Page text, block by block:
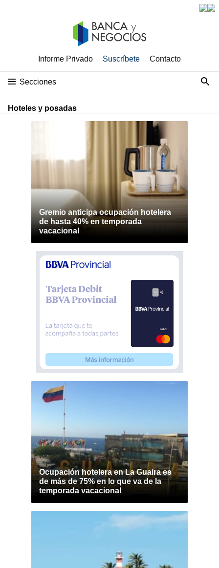
Informe Privado Suscríbete Contacto
Secciones
Hoteles y posadas
Gremio anticipa ocupación hotelera
de hasta 40% en temporada
vacacional
Ocupación hotelera en La Guaira es
de más de 75% en lo que va de la
temporada vacacional